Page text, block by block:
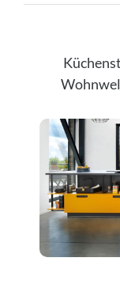
Ausstattung
Rechner
Projekte
Shop
Kontakt